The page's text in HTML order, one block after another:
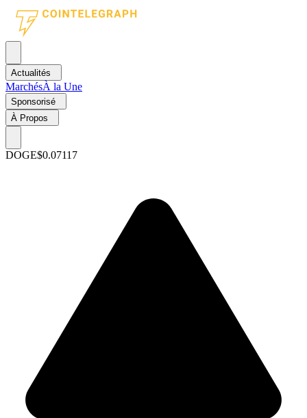
Actualités
MarchésÀ la Une
Sponsorisé
À Propos
DOGE$0.07117